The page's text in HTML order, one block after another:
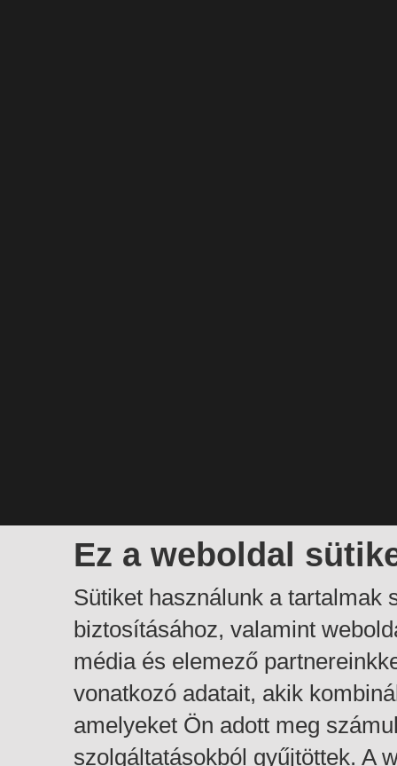
Ez a weboldal
Sütiket használunk a tartalmak
biztosításához, valamint
média és elemező
vonatkozó adatait, akik
amelyeket Ön adott meg
szolgáltatásokból gyűjtöttek. A